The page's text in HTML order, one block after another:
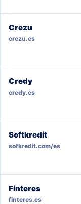
Crezu
crezu.es
Credy
credy.es
Softkredit
sofkredit.com/es
Finteres
finteres.es